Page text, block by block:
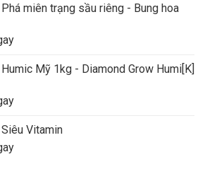
miên trạng sầu riêng - Bung hoa
Mỹ 1kg - Diamond Grow Humi[K]
Vitamin